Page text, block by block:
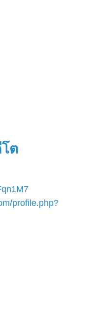
ต
profile.php?